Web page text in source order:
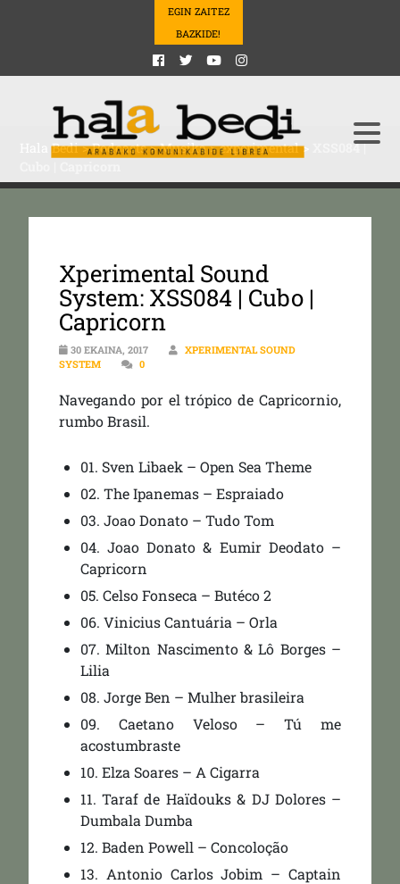
EGIN ZAITEZ
BAZKIDE!
Hala Bedi>Podcasts>Musika>experimental>
XSS084 |
Xperimental Sound
System: XSS084 | Cubo |
Capricorn
30 EKAINA, 2017
XPERIMENTAL SOUND
SYSTEM
0
Navegando por el trópico de Capricornio,
rumbo Brasil.
01. Sven Libaek – Open Sea Theme
02. The Ipanemas – Espraiado
03. Joao Donato – Tudo Tom
04. Joao Donato & Eumir Deodato –
Capricorn
05. Celso Fonseca – Butéco 2
06. Vinicius Cantuária – Orla
07. Milton Nascimento & Lô Borges –
Lilia
08. Jorge Ben – Mulher brasileira
09. Caetano Veloso – Tú me
acostumbraste
10. Elza Soares – A Cigarra
11. Taraf de Haïdouks & DJ Dolores –
Dumbala Dumba
12. Baden Powell – Concoloção
13. Antonio Carlos Jobim – Captain